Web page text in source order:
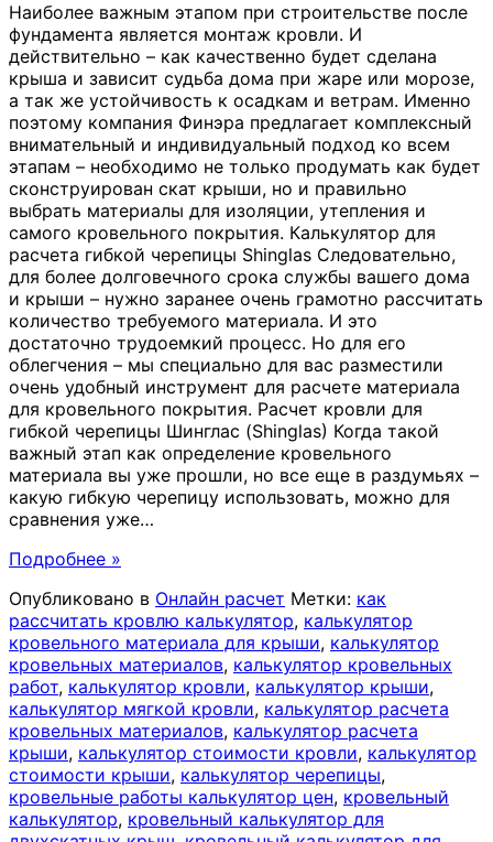
Наиболее важным этапом при строительстве после
фундамента является монтаж кровли. И
действительно – как качественно будет сделана
крыша и зависит судьба дома при жаре или морозе,
а так же устойчивость к осадкам и ветрам. Именно
поэтому компания Финэра предлагает комплексный
внимательный и индивидуальный подход ко всем
этапам – необходимо не только продумать как будет
сконструирован скат крыши, но и правильно
выбрать материалы для изоляции, утепления и
самого кровельного покрытия. Калькулятор для
расчета гибкой черепицы Shinglas Следовательно,
для более долговечного срока службы вашего дома
и крыши – нужно заранее очень грамотно рассчитать
количество требуемого материала. И это
достаточно трудоемкий процесс. Но для его
облегчения – мы специально для вас разместили
очень удобный инструмент для расчете материала
для кровельного покрытия. Расчет кровли для
гибкой черепицы Шинглас (Shinglas) Когда такой
важный этап как определение кровельного
материала вы уже прошли, но все еще в раздумьях –
какую гибкую черепицу использовать, можно для
сравнения уже…
Подробнее »
Опубликовано в Онлайн расчет Метки: как
рассчитать кровлю калькулятор, калькулятор
кровельного материала для крыши, калькулятор
кровельных материалов, калькулятор кровельных
работ, калькулятор кровли, калькулятор крыши,
калькулятор мягкой кровли, калькулятор расчета
кровельных материалов, калькулятор расчета
крыши, калькулятор стоимости кровли, калькулятор
стоимости крыши, калькулятор черепицы,
кровельные работы калькулятор цен, кровельный
калькулятор, кровельный калькулятор для